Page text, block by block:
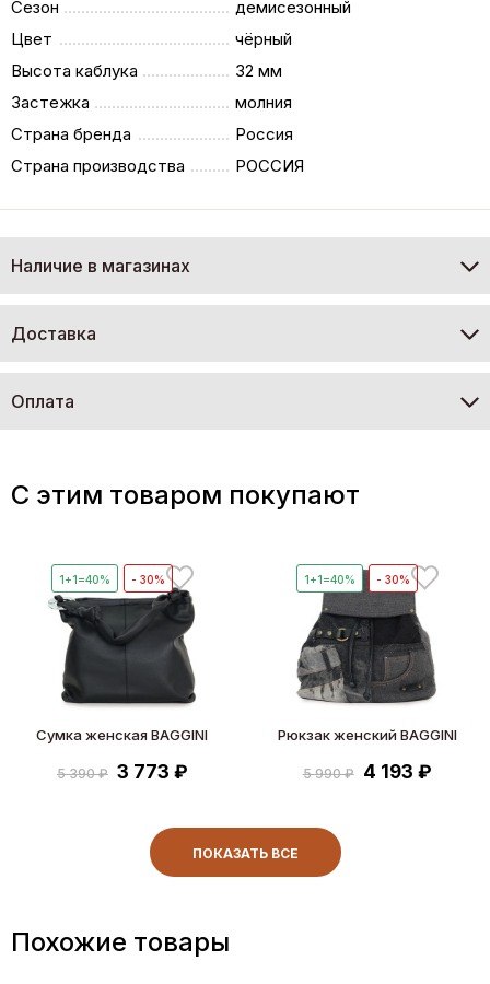
Сезон
демисезонный
Цвет
чёрный
Высота каблука
32 мм
Застежка
молния
Страна бренда
Россия
Страна производства
РОССИЯ
Наличие в магазинах
Доставка
Оплата
C этим товаром покупают
1+1=40% - 30%
Сумка женская BAGGINI
5 390 ₽ 3 773 ₽
1+1=40% - 30%
Рюкзак женский BAGGINI
5 990 ₽ 4 193 ₽
ПОКАЗАТЬ ВСЕ
Похожие товары